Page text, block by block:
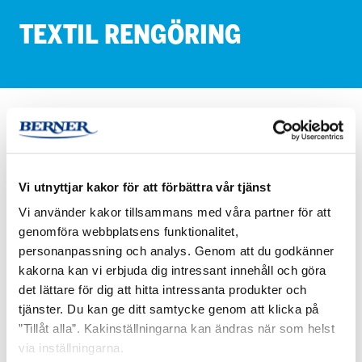
Vi utnyttjar kakor för att förbättra vår tjänst
Vi använder kakor tillsammans med våra partner för att
genomföra webbplatsens funktionalitet,
personanpassning och analys. Genom att du godkänner
kakorna kan vi erbjuda dig intressant innehåll och göra
det lättare för dig att hitta intressanta produkter och
tjänster. Du kan ge ditt samtycke genom att klicka på
”Tillåt alla”. Kakinställningarna kan ändras när som helst
via inställningarna.
TEX­TIL REN­GÖ­RING
PRODUKTER
textilgolv.
HETI
Hempeä
5
liter
HETI HEMPEÄ 5 LITER
HETI
MATTO